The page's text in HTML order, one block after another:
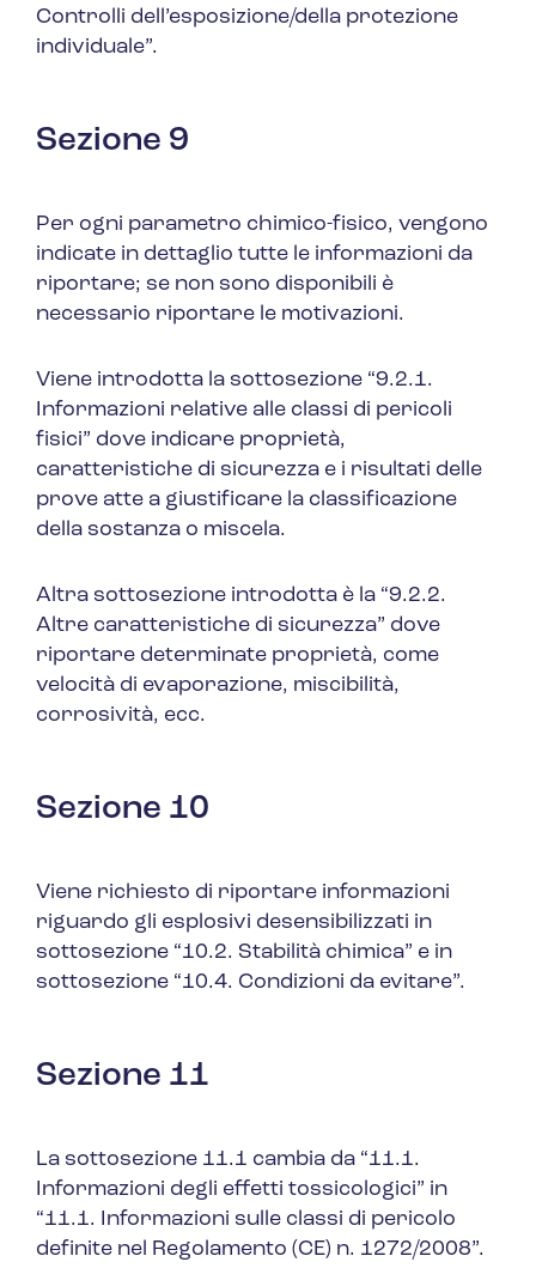
Controlli dell’esposizione/della protezione
individuale”.
Sezione 9
Per ogni parametro chimico-fisico, vengono
indicate in dettaglio tutte le informazioni da
riportare; se non sono disponibili è
necessario riportare le motivazioni.
Viene introdotta la sottosezione “9.2.1.
Informazioni relative alle classi di pericoli
fisici” dove indicare proprietà,
caratteristiche di sicurezza e i risultati delle
prove atte a giustificare la classificazione
della sostanza o miscela.
Altra sottosezione introdotta è la “9.2.2.
Altre caratteristiche di sicurezza” dove
riportare determinate proprietà, come
velocità di evaporazione, miscibilità,
corrosività, ecc.
Sezione 10
Viene richiesto di riportare informazioni
riguardo gli esplosivi desensibilizzati in
sottosezione “10.2. Stabilità chimica” e in
sottosezione “10.4. Condizioni da evitare”.
Sezione 11
La sottosezione 11.1 cambia da “11.1.
Informazioni degli effetti tossicologici” in
“11.1. Informazioni sulle classi di pericolo
definite nel Regolamento (CE) n. 1272/2008”.